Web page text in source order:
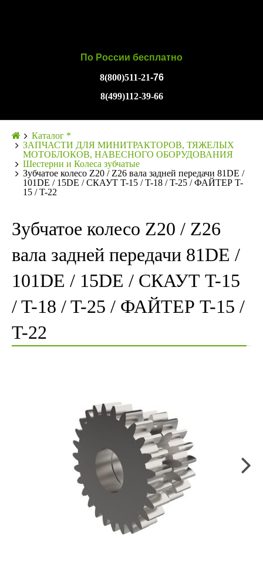
По России бесплатно
8(800)511-21-76
8(499)112-39-66
Каталог *
ЗАПЧАСТИ ДЛЯ МИНИТРАКТОРОВ, ТЯЖЕЛЫХ
МОТОБЛОКОВ, НАВЕСНОГО ОБОРУДОВАНИЯ
Шестерни и Колеса зубчатые
Зубчатое колесо Z20 / Z26 вала задней передачи 81DE /
101DE / 15DE / СКАУТ T-15 / T-18 / T-25 / ФАЙТЕР T-
15 / T-22
Зубчатое колесо Z20 / Z26
вала задней передачи 81DE /
101DE / 15DE / СКАУТ T-15
/ T-18 / T-25 / ФАЙТЕР T-15 /
T-22